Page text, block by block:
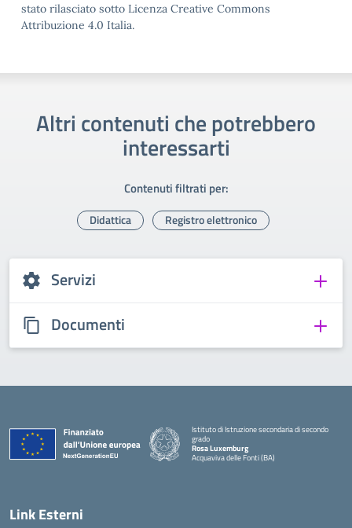
stato rilasciato sotto Licenza Creative Commons
Attribuzione 4.0 Italia.
Altri contenuti che potrebbero
interessarti
Contenuti filtrati per:
Didattica Registro elettronico
Servizi
Documenti
Istituto di Istruzione secondaria di secondo
grado
Rosa Luxemburg
Acquaviva delle Fonti (BA)
Link Esterni